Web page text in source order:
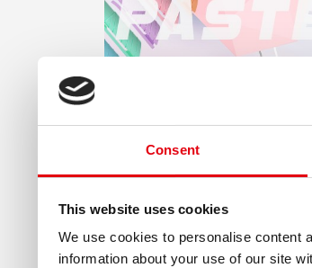
Consent
This website uses cookies
We use cookies to personalise content
information about your use of our site